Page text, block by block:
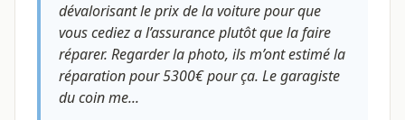
dévalorisant le prix de la voiture pour que
vous cediez a l’assurance plutôt que la faire
réparer. Regarder la photo, ils m’ont estimé la
réparation pour 5300€ pour ça. Le garagiste
du coin me...